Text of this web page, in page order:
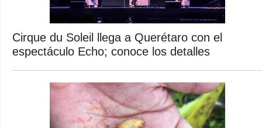
Cirque du Soleil llega a Querétaro con el
espectáculo Echo; conoce los detalles